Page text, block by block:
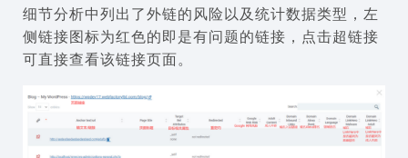
细节分析中列出了外链的风险以及统计数据类型，左
侧链接图标为红色的即是有问题的链接，点击超链接
可直接查看该链接页面。